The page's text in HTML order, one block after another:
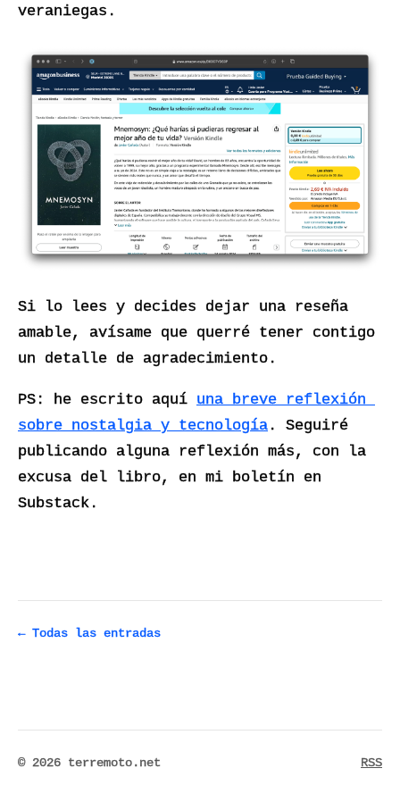
veraniegas.
Si lo lees y decides dejar una reseña
amable, avísame que querré tener contigo
un detalle de agradecimiento.
PS: he escrito aquí una breve reflexión
sobre nostalgia y tecnología . Seguiré
publicando alguna reflexión más, con la
excusa del libro, en mi boletín en
Substack.
← Todas las entradas
© 2026 terremoto.net RSS